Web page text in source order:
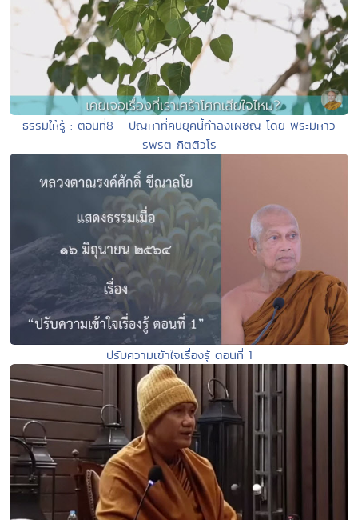
ธรรมให้รู้ : ตอนที่8 - ปัญหาที่คนยุคนี้กำลังเผชิญ โดย พระมหาว
รพรต กิตติวโร
ปรับความเข้าใจเรื่องรู้ ตอนที่ 1